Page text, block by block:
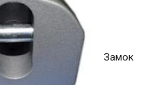
Замок